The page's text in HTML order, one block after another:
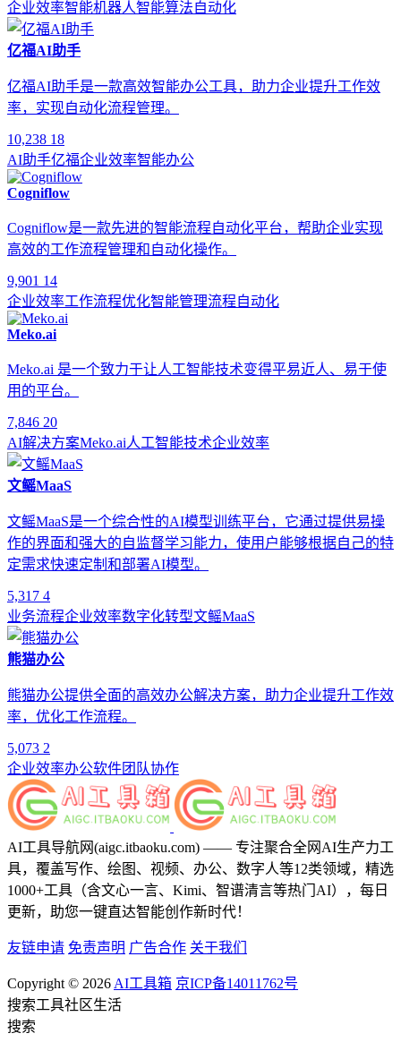
企业效率智能机器人智能算法自动化
亿福AI助手
亿福AI助手是一款高效智能办公工具，助力企业提升工作效
率，实现自动化流程管理。
10,238 18
AI助手亿福企业效率智能办公
Cogniflow
Cogniflow是一款先进的智能流程自动化平台，帮助企业实现
高效的工作流程管理和自动化操作。
9,901 14
企业效率工作流程优化智能管理流程自动化
Meko.ai
Meko.ai 是一个致力于让人工智能技术变得平易近人、易于使
用的平台。
7,846 20
AI解决方案Meko.ai人工智能技术企业效率
文鳐MaaS
文鳐MaaS是一个综合性的AI模型训练平台，它通过提供易操
作的界面和强大的自监督学习能力，使用户能够根据自己的特
定需求快速定制和部署AI模型。
5,317 4
业务流程企业效率数字化转型文鳐MaaS
熊猫办公
熊猫办公提供全面的高效办公解决方案，助力企业提升工作效
率，优化工作流程。
5,073 2
企业效率办公软件团队协作
AI工具导航网(aigc.itbaoku.com) —— 专注聚合全网AI生产力工
具，覆盖写作、绘图、视频、办公、数字人等12类领域，精选
1000+工具（含文心一言、Kimi、智谱清言等热门AI），每日
更新，助您一键直达智能创作新时代！
友链申请 免责声明 广告合作 关于我们
Copyright © 2026 AI工具箱 京ICP备14011762号
搜索工具社区生活
搜索